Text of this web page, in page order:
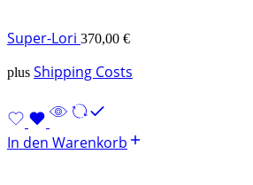
Super-Lori 370,00 €
plus Shipping Costs
In den Warenkorb